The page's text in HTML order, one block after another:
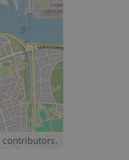
contributors.